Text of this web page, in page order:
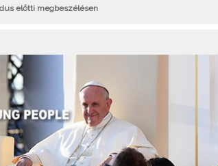
előtti megbeszélésen